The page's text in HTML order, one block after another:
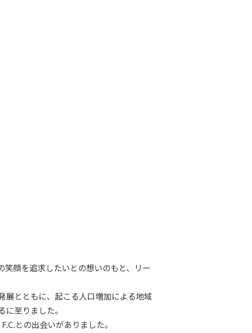
顔を追求したいとの想いのもと、リー
展とともに、起こる人口増加による地域
至りました。
との出会いがありました。